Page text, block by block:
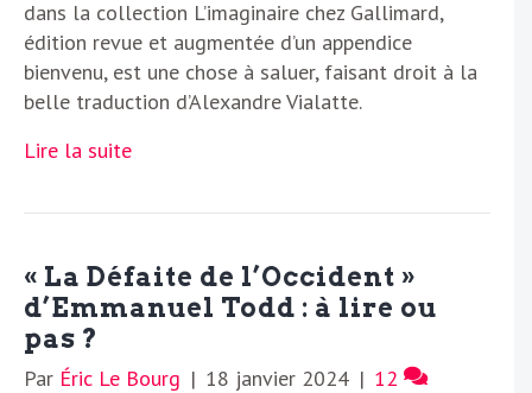
dans la collection L’imaginaire chez Gallimard,
édition revue et augmentée d’un appendice
bienvenu, est une chose à saluer, faisant droit à la
belle traduction d’Alexandre Vialatte.
Lire la suite
« La Défaite de l’Occident »
d’Emmanuel Todd : à lire ou
pas ?
Par Éric Le Bourg | 18 janvier 2024 | 12